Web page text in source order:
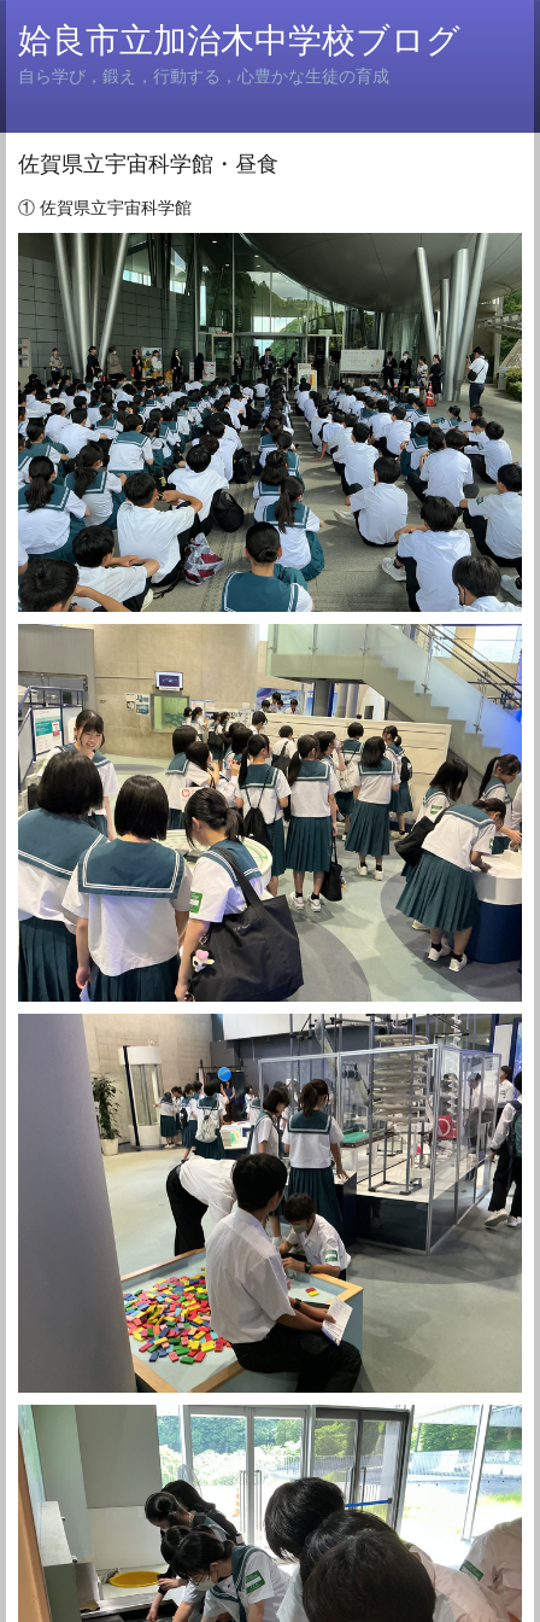
姶良市立加治木中学校ブログ
自ら学び，鍛え，行動する，心豊かな生徒の育成
佐賀県立宇宙科学館・昼食
① 佐賀県立宇宙科学館